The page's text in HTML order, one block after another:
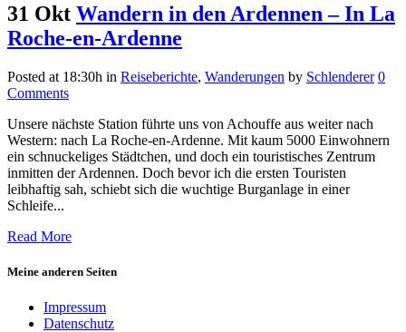
31 Okt Wandern in den Ardennen – In La
Roche-en-Ardenne
Posted at 18:30h in Reiseberichte, Wanderungen by Schlenderer 0
Comments
Unsere nächste Station führte uns von Achouffe aus weiter nach
Western: nach La Roche-en-Ardenne. Mit kaum 5000 Einwohnern
ein schnuckeliges Städtchen, und doch ein touristisches Zentrum
inmitten der Ardennen. Doch bevor ich die ersten Touristen
leibhaftig sah, schiebt sich die wuchtige Burganlage in einer
Schleife...
Read More
Meine anderen Seiten
Impressum
Datenschutz